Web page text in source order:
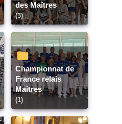
des Maîtres
(3)
Championnat de
France relais
Maitres
(1)